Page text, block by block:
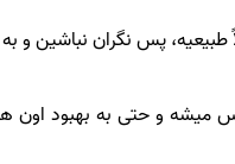
طبیعیه، پس نگران نباشین
میشه و حتی به بهبود اون